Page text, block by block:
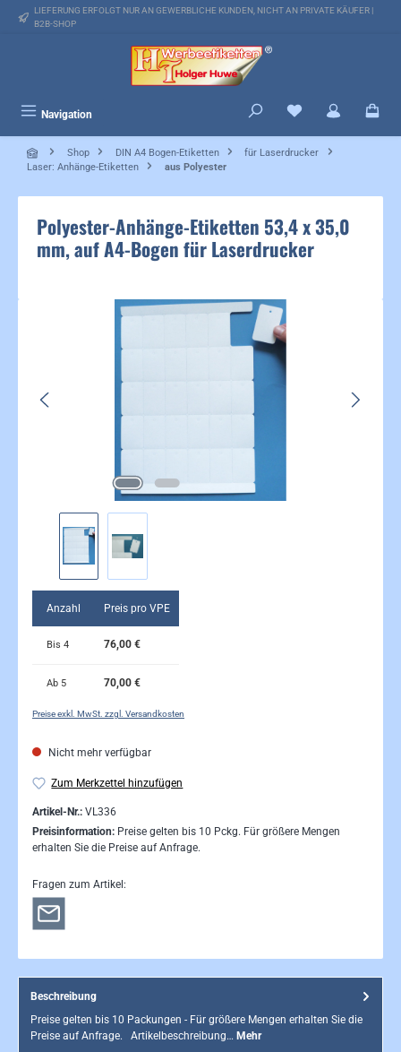
springen
LIEFERUNG ERFOLGT NUR AN GEWERBLICHE KUNDEN, NICHT AN PRIVATE KÄUFER |
B2B-SHOP
Navigation Du hast 0 Produkte
Shop DIN A4 Bogen-Etiketten
für Laserdrucker
Laser: Anhänge-Etiketten
aus Polyester
Polyester-Anhänge-Etiketten 53,4 x 35,0
mm, auf A4-Bogen für Laserdrucker
Bildergalerie überspringen
Anzahl Preis pro VPE
Bis 4 76,00 €
Ab 5 70,00 €
Preise exkl. MwSt. zzgl. Versandkosten
Nicht mehr verfügbar
Zum Merkzettel hinzufügen
Artikel-Nr.: VL336
Preisinformation: Preise gelten bis 10 Pckg. Für größere Mengen
erhalten Sie die Preise auf Anfrage.
Fragen zum Artikel:
Beschreibung
Preise gelten bis 10 Packungen - Für größere Mengen erhalten Sie die
Preise auf Anfrage. Artikelbeschreibung… Mehr